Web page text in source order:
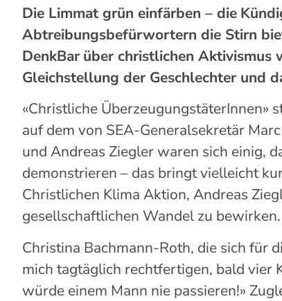
Die Limmat grün einfärben – die
Abtreibungsbefürwortern die Stirn
DenkBar über christlichen Aktivismus
Gleichstellung der Geschlechter und
«Christliche ÜberzeugungstäterInnen»
auf dem von SEA-Generalsekretär
und Andreas Ziegler waren sich einig,
demonstrieren – das bringt vielleicht
Christlichen Klima Aktion, Andreas
gesellschaftlichen Wandel zu
Christina Bachmann-Roth, die sich für
mich tagtäglich rechtfertigen, bald vier
würde einem Mann nie passieren!»